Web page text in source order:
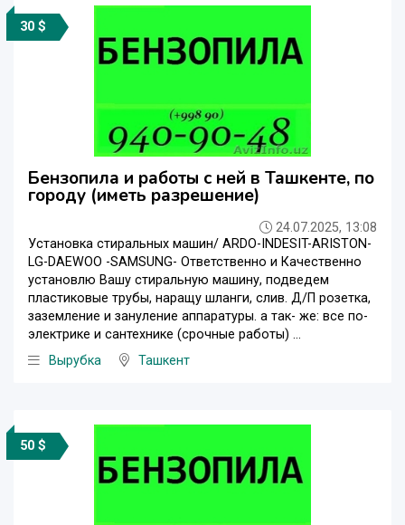
30 $
Бензопила и работы с ней в Ташкенте, по
городу (иметь разрешение)
24.07.2025, 13:08
Установка стиральных машин/ ARDO-INDESIT-ARISTON-
LG-DAEWOO -SAMSUNG- Ответственно и Качественно
установлю Вашу стиральную машину, подведем
пластиковые трубы, наращу шланги, слив. Д/П розетка,
заземление и зануление аппаратуры. а так- же: все по-
электрике и сантехнике (срочные работы) ...
Вырубка
Ташкент
50 $